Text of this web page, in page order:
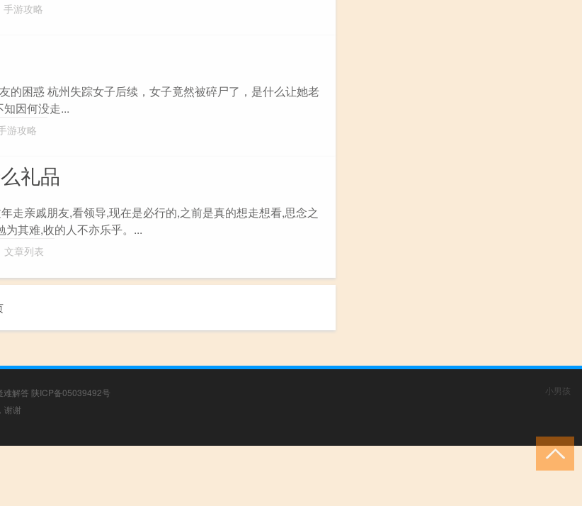
手游攻略
的困惑 杭州失踪女子后续，女子竟然被碎尸了，是什么让她老
因何没走...
游攻略
礼品
走亲戚朋友,看领导,现在是必行的,之前是真的想走想看,思念之
其难,收的人不亦乐乎。...
文章列表
难解答 陕ICP备05039492号
谢谢
小男孩